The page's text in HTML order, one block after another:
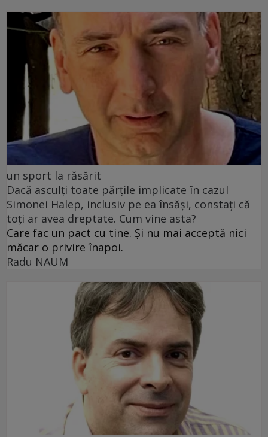
un sport la răsărit
Dacă asculți toate părțile implicate în cazul
Simonei Halep, inclusiv pe ea însăși, constați că
toți ar avea dreptate. Cum vine asta?
Care fac un pact cu tine. Și nu mai acceptă nici
măcar o privire înapoi.
Radu NAUM